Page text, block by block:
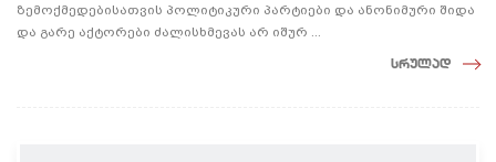
ზემოქმედებისათვის პოლიტიკური პარტიები და ანონიმური შიდა
და გარე აქტორები ძალისხმევას არ იშურ ...
სრულად